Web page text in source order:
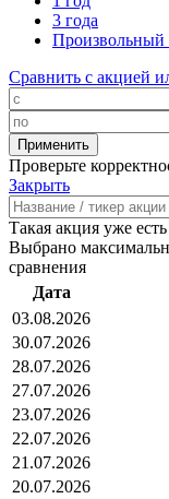
3 года
Произвольный
Сравнить с акцией
Проверьте
Закрыть
Такая акция уже
Выбрано
сравнения
Дата
03.08.2026
30.07.2026
28.07.2026
27.07.2026
23.07.2026
22.07.2026
21.07.2026
20.07.2026